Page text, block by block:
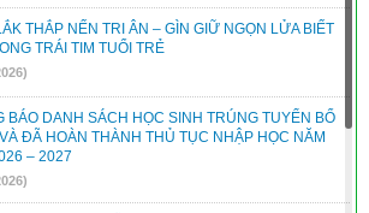
THẮP NẾN TRI ÂN – GÌN GIỮ NGỌN LỬA BIẾT
TRÁI TIM TUỔI TRẺ
BÁO DANH SÁCH HỌC SINH TRÚNG TUYỂN BỔ
ĐÃ HOÀN THÀNH THỦ TỤC NHẬP HỌC NĂM
– 2027